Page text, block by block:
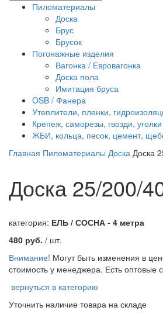
Пиломатериалы
Доска
Брус
Брусок
Погонажные изделия
Вагонка / Евровагонка
Доска пола
Имитация бруса
OSB / Фанера
Утеплители, пленки,
Крепеж, саморезы, гвозди,
ЖБИ, кольца, песок, цемент,
Главная Пиломатериалы Доска Доска
Доска 25/200/
категория: ЕЛЬ / СОСНА - 4 метра
480 руб. / шт.
Внимание! Могут быть изменения в
стоимость у менеджера. Есть оптовые
вернуться в категорию
Уточнить наличие товара на складе